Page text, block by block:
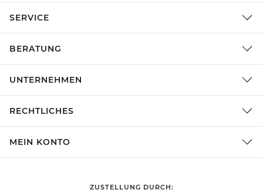
SERVICE
BERATUNG
UNTERNEHMEN
RECHTLICHES
MEIN KONTO
ZUSTELLUNG DURCH: